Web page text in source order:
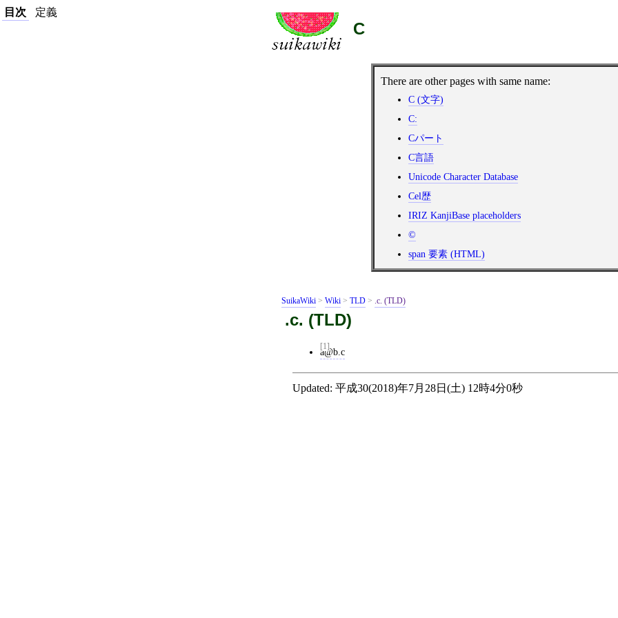
C
There are other pages with same name:
C (文字)
C:
Cパート
C言語
Unicode Character Database
Cel歴
IRIZ KanjiBase placeholders
©️
span 要素 (HTML)
SuikaWiki > Wiki > TLD > .c. (TLD)
.c. (TLD)
[1]
a@b.c
Updated: 平成30(2018)年7月28日(土) 12時4分0秒
目次 定義